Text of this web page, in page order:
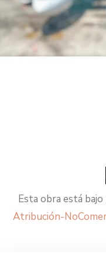
Esta obra está bajo
Atribución-